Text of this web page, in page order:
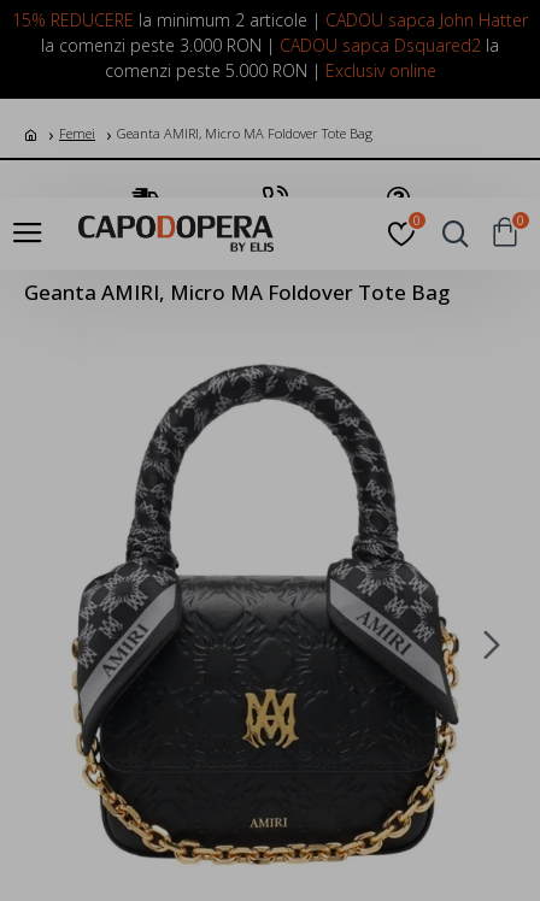
15% REDUCERE la minimum 2 articole | CADOU sapca John Hatter
la comenzi peste 3.000 RON | CADOU sapca Dsquared2 la
comenzi peste 5.000 RON | Exclusiv online
LOGIN INREGISTRARE
0 0
Femei Geanta AMIRI, Micro MA Foldover Tote Bag
Transport Gratuit Suna Acum Pune o Intrebare
Geanta AMIRI, Micro MA Foldover Tote Bag